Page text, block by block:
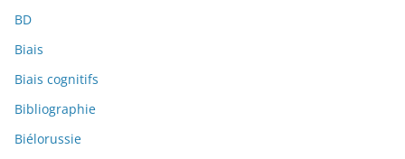
BD
Biais
Biais cognitifs
Bibliographie
Biélorussie